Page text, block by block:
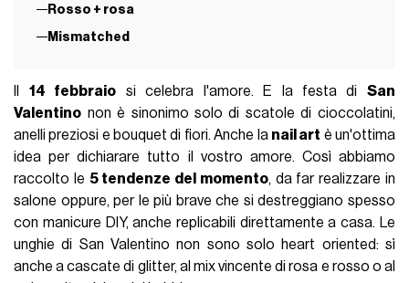
Rosso + rosa
Mismatched
14 febbraio si celebra l'amore. E la festa di San
Valentino non è sinonimo solo di scatole di cioccolatini,
anelli preziosi e bouquet di fiori. Anche la nail art è un'ottima
idea per dichiarare tutto il vostro amore. Così abbiamo
raccolto le 5 tendenze del momento, da far realizzare in
salone oppure, per le più brave che si destreggiano spesso
con manicure DIY, anche replicabili direttamente a casa. Le
unghie di San Valentino non sono solo heart oriented: sì
anche a cascate di glitter, al mix vincente di rosa e rosso o al